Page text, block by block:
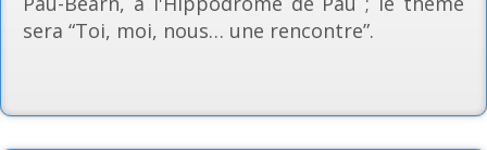
sera “Toi, moi, nous… une rencontre”.